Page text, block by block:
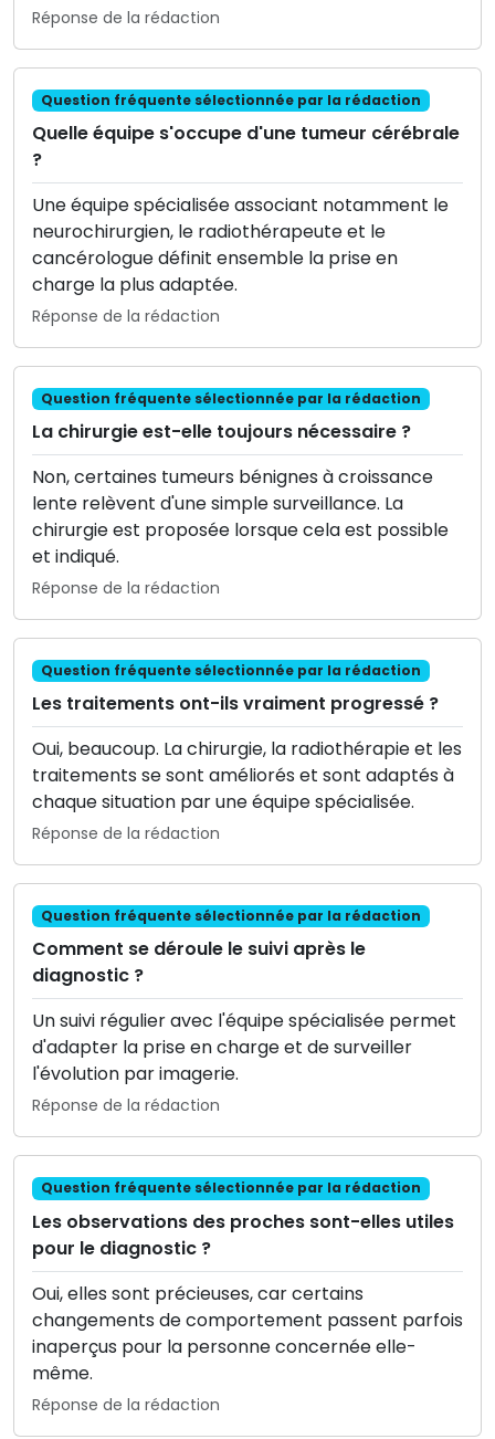
Réponse de la rédaction
Question fréquente sélectionnée par la rédaction
Quelle équipe s'occupe d'une tumeur cérébrale
?
Une équipe spécialisée associant notamment le
neurochirurgien, le radiothérapeute et le
cancérologue définit ensemble la prise en
charge la plus adaptée.
Réponse de la rédaction
Question fréquente sélectionnée par la rédaction
La chirurgie est-elle toujours nécessaire ?
Non, certaines tumeurs bénignes à croissance
lente relèvent d'une simple surveillance. La
chirurgie est proposée lorsque cela est possible
et indiqué.
Réponse de la rédaction
Question fréquente sélectionnée par la rédaction
Les traitements ont-ils vraiment progressé ?
Oui, beaucoup. La chirurgie, la radiothérapie et les
traitements se sont améliorés et sont adaptés à
chaque situation par une équipe spécialisée.
Réponse de la rédaction
Question fréquente sélectionnée par la rédaction
Comment se déroule le suivi après le
diagnostic ?
Un suivi régulier avec l'équipe spécialisée permet
d'adapter la prise en charge et de surveiller
l'évolution par imagerie.
Réponse de la rédaction
Question fréquente sélectionnée par la rédaction
Les observations des proches sont-elles utiles
pour le diagnostic ?
Oui, elles sont précieuses, car certains
changements de comportement passent parfois
inaperçus pour la personne concernée elle-
même.
Réponse de la rédaction